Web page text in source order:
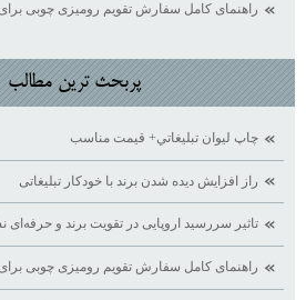
راهنمای کامل سفارش تقویم رومیزی چوبی
پربحث ترين مطالب
چاپ ليوان تبليغاتي+ قيمت مناسب
راز افزایش دیده ‌شدن برند با خودکار تبلیغاتی
تاثیر سررسید اروپایی در تقویت برند و
راهنمای کامل سفارش تقویم رومیزی چوبی